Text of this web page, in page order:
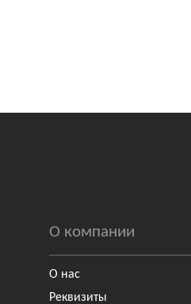
О компании
О нас
Реквизиты